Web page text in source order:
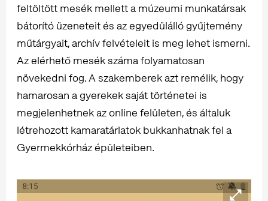
feltöltött mesék mellett a múzeumi munkatársak
bátorító üzeneteit és az egyedülálló gyűjtemény
műtárgyait, archív felvételeit is meg lehet ismerni.
Az elérhető mesék száma folyamatosan
növekedni fog. A szakemberek azt remélik, hogy
hamarosan a gyerekek saját történetei is
megjelenhetnek az online felületen, és általuk
létrehozott kamaratárlatok bukkanhatnak fel a
Gyermekkórház épületeiben.